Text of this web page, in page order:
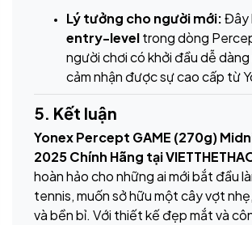
Lý tưởng cho người mới:Đây
entry-leveltrong dòng
người chơi có khởi đầu dễ dàng
cảm nhận được sự cao cấp từ
5. Kết luận
Yonex Percept GAME (270g)
2025 Chính Hãng tại
hoàn hảo cho những ai mới bắt đầu
tennis, muốn sở hữu một cây vợt
và bền bỉ. Với thiết kế đẹp mắt và